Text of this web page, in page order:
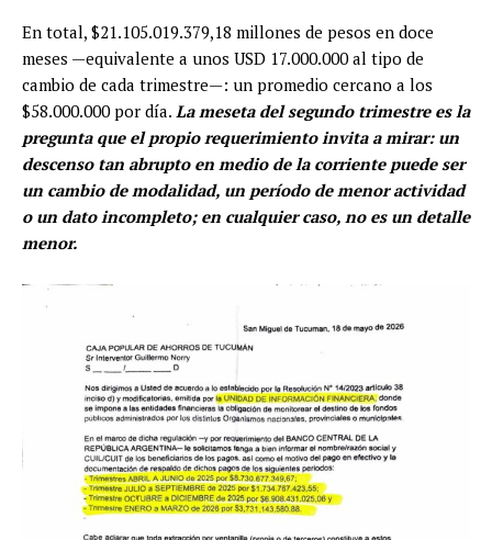
En total, $21.105.019.379,18 millones de pesos en doce
meses —equivalente a unos USD 17.000.000 al tipo de
cambio de cada trimestre—: un promedio cercano a los
$58.000.000 por día. La meseta del segundo trimestre es la
pregunta que el propio requerimiento invita a mirar: un
descenso tan abrupto en medio de la corriente puede ser
un cambio de modalidad, un período de menor actividad
o un dato incompleto; en cualquier caso, no es un detalle
menor.